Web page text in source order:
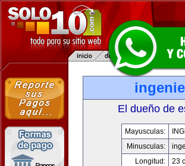
El dueño de
Mayusculas:
Minusculas:
Longitud:
23